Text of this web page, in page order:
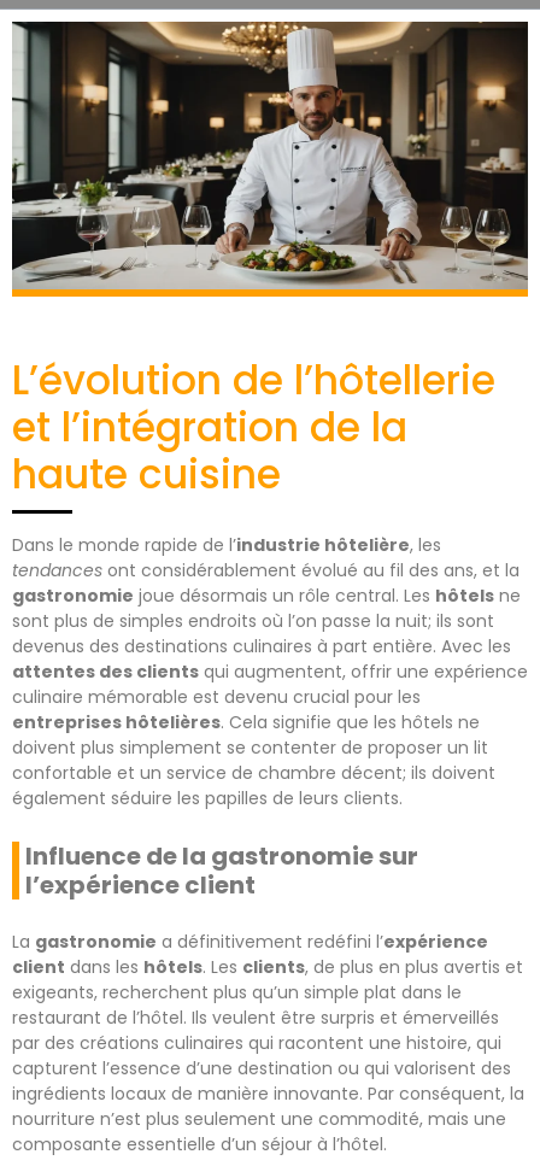
L’évolution de l’hôtellerie
et l’intégration de la
haute cuisine
Dans le monde rapide de l’industrie hôtelière, les
tendances ont considérablement évolué au fil des ans, et la
gastronomie joue désormais un rôle central. Les hôtels ne
sont plus de simples endroits où l’on passe la nuit; ils sont
devenus des destinations culinaires à part entière. Avec les
attentes des clients qui augmentent, offrir une expérience
culinaire mémorable est devenu crucial pour les
entreprises hôtelières. Cela signifie que les hôtels ne
doivent plus simplement se contenter de proposer un lit
confortable et un service de chambre décent; ils doivent
également séduire les papilles de leurs clients.
Influence de la gastronomie sur
l’expérience client
La gastronomie a définitivement redéfini l’expérience
client dans les hôtels. Les clients, de plus en plus avertis et
exigeants, recherchent plus qu’un simple plat dans le
restaurant de l’hôtel. Ils veulent être surpris et émerveillés
par des créations culinaires qui racontent une histoire, qui
capturent l’essence d’une destination ou qui valorisent des
ingrédients locaux de manière innovante. Par conséquent, la
nourriture n’est plus seulement une commodité, mais une
composante essentielle d’un séjour à l’hôtel.